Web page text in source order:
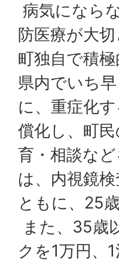
病気になら
防医療が大
町独自で積
県内でいち
に、重症化
償化し、町
育・相談な
は、内視鏡
ともに、25
また、35歳
クを1万円、